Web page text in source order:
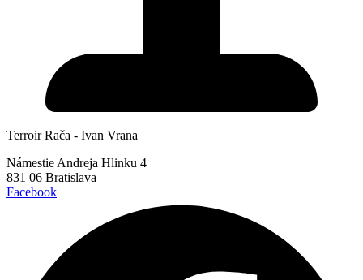
Terroir Rača - Ivan Vrana
Námestie Andreja Hlinku 4
831 06 Bratislava
Facebook